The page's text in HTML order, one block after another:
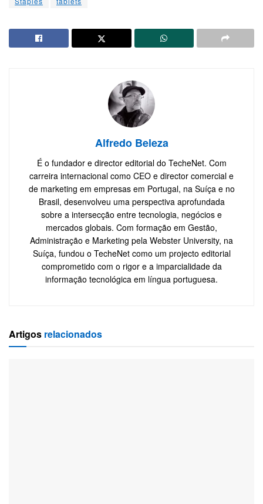
Alfredo Beleza
É o fundador e director editorial do TecheNet. Com
carreira internacional como CEO e director comercial e
de marketing em empresas em Portugal, na Suíça e no
Brasil, desenvolveu uma perspectiva aprofundada
sobre a intersecção entre tecnologia, negócios e
mercados globais. Com formação em Gestão,
Administração e Marketing pela Webster University, na
Suíça, fundou o TecheNet como um projecto editorial
comprometido com o rigor e a imparcialidade da
informação tecnológica em língua portuguesa.
Artigos relacionados